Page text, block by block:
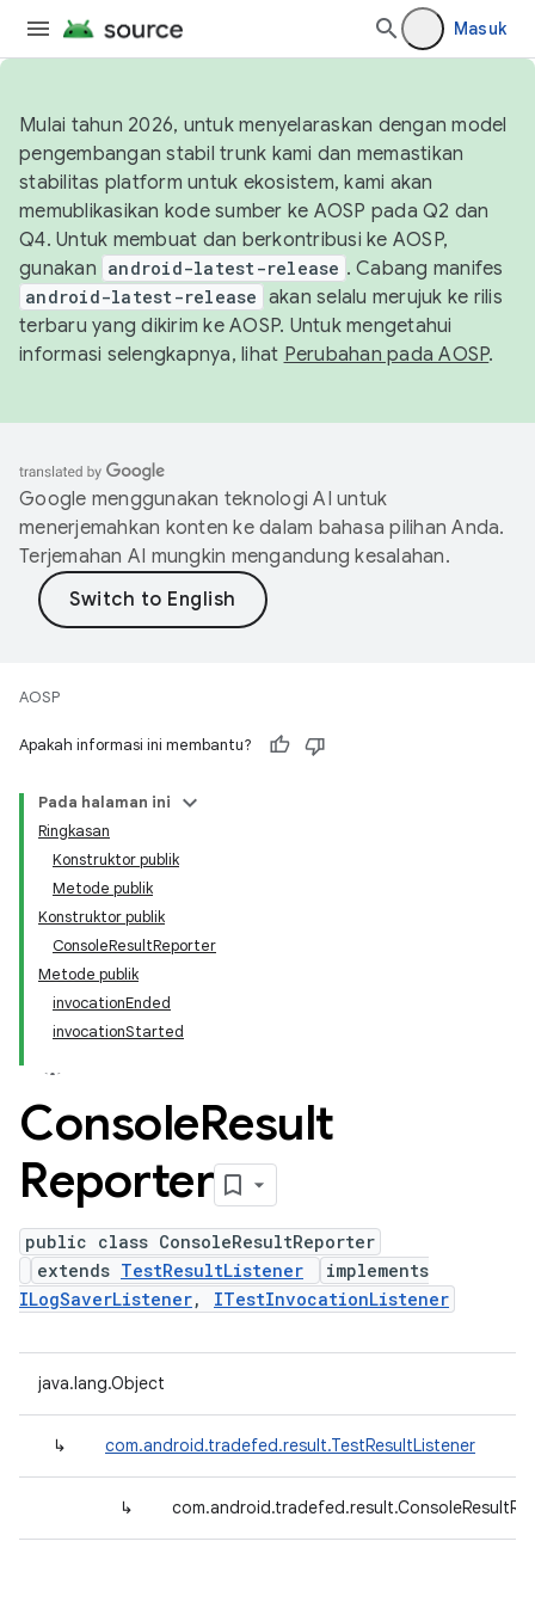
Masuk
Mulai tahun 2026, untuk menyelaraskan dengan model
pengembangan stabil trunk kami dan memastikan
stabilitas platform untuk ekosistem, kami akan
memublikasikan kode sumber ke AOSP pada Q2 dan
Q4. Untuk membuat dan berkontribusi ke AOSP,
gunakan android-latest-release . Cabang manifes
android-latest-release akan selalu merujuk ke rilis
terbaru yang dikirim ke AOSP. Untuk mengetahui
informasi selengkapnya, lihat Perubahan pada AOSP.
Google menggunakan teknologi AI untuk
menerjemahkan konten ke dalam bahasa pilihan Anda.
Terjemahan AI mungkin mengandung kesalahan.
AOSP
Apakah informasi ini membantu?
Pada halaman ini
Ringkasan
Konstruktor publik
Metode publik
Konstruktor publik
ConsoleResultReporter
Metode publik
invocationEnded
invocationStarted
ConsoleResult
Reporter
public class ConsoleResultReporter
extends TestResultListener
implements
ILogSaverListener, ITestInvocationListener
java.lang.Object
↳ com.android.tradefed.result.TestResultListener
↳